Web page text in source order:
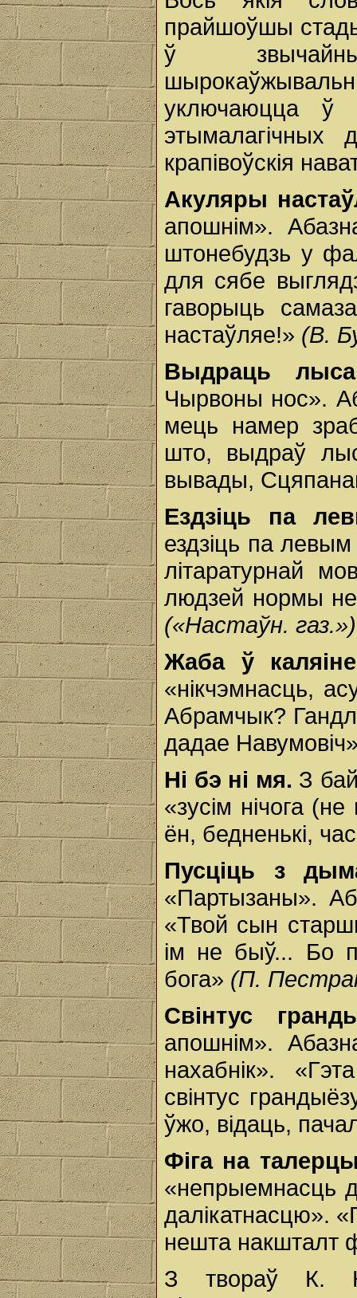
прайшоўшы
ў
уключаюцца ў
этымалагічных
крапівоўскія
Акуляры
апошнім».
штонебудзь у
для сябе
гаворыць
настаўляе!» (В.
Выдраць
Чырвоны нос».
мець намер
што, выдраў
вывады,
Ездзіць па
ездзіць па
літаратурнай
людзей нормы
(«Настаўн. газ.»)
Жаба ў
«нікчэмнасць,
Абрамчык?
дадае
Ні бэ ні мя. З
«зусім нічога
ён, бедненькі,
Пусціць з
«Партызаны».
«Твой сын
ім не быў... Бо
бога» (П.
Свінтус
апошнім».
нахабнік».
свінтус
ўжо, відаць,
Фіга на
«непрыемнасць
далікатнасцю».
нешта накшталт
З твораў К.